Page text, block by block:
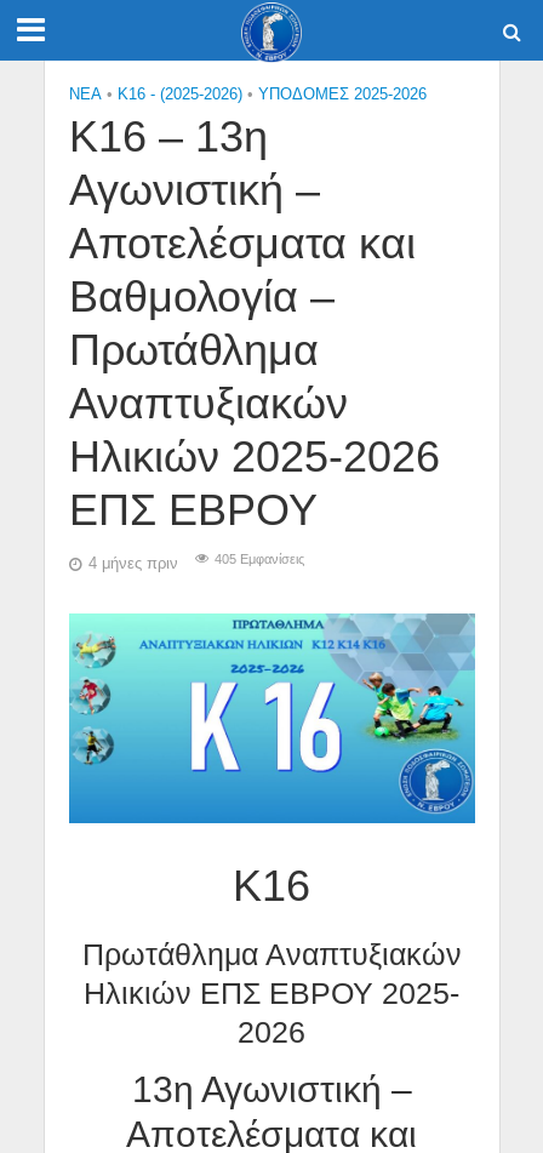
NEA • Κ16 - (2025-2026) • ΥΠΟΔΟΜΕΣ 2025-2026
Κ16 – 13η
Αγωνιστική –
Αποτελέσματα και
Βαθμολογία –
Πρωτάθλημα
Αναπτυξιακών
Ηλικιών 2025-2026
ΕΠΣ ΕΒΡΟΥ
4 μήνες πριν 405 Εμφανίσεις
Κ16
Πρωτάθλημα Αναπτυξιακών
Ηλικιών ΕΠΣ ΕΒΡΟΥ 2025-
2026
13η Αγωνιστική –
Αποτελέσματα και